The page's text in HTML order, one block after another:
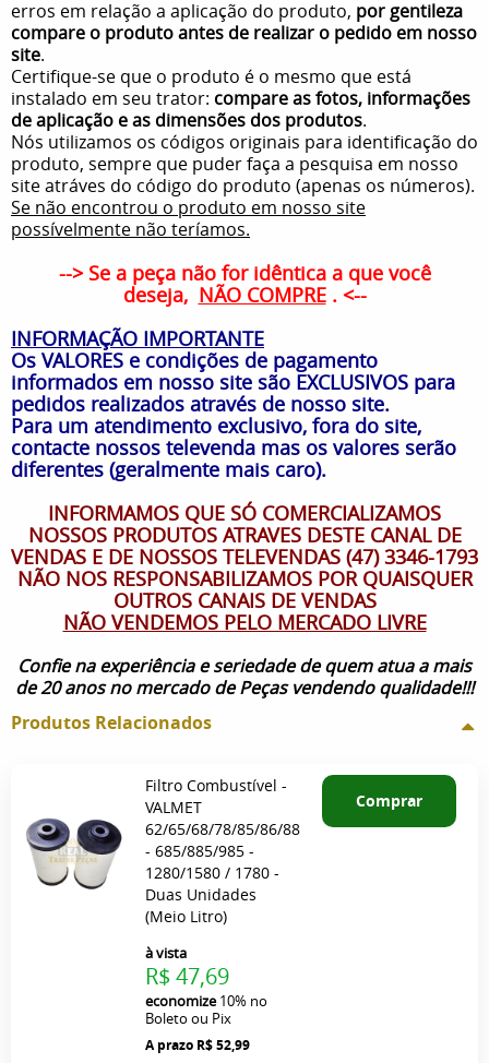
erros em relação a aplicação do produto, por gentileza
compare o produto antes de realizar o pedido em nosso
site.
Certifique-se que o produto é o mesmo que está
instalado em seu trator: compare as fotos, informações
de aplicação e as dimensões dos produtos.
Nós utilizamos os códigos originais para identificação do
produto, sempre que puder faça a pesquisa em nosso
site atráves do código do produto (apenas os números).
Se não encontrou o produto em nosso site
possívelmente não teríamos.
--> Se a peça não for idêntica a que você
deseja, NÃO COMPRE. <--
INFORMAÇÃO IMPORTANTE
Os VALORES e condições de pagamento
informados em nosso site são EXCLUSIVOS para
pedidos realizados através de nosso site.
Para um atendimento exclusivo, fora do site,
contacte nossos televenda mas os valores serão
diferentes (geralmente mais caro).
INFORMAMOS QUE SÓ COMERCIALIZAMOS
NOSSOS PRODUTOS ATRAVES DESTE CANAL DE
VENDAS E DE NOSSOS TELEVENDAS (47) 3346-1793
NÃO NOS RESPONSABILIZAMOS POR QUAISQUER
OUTROS CANAIS DE VENDAS
NÃO VENDEMOS PELO MERCADO LIVRE
Confie na experiência e seriedade de quem atua a mais
de 20 anos no mercado de Peças vendendo qualidade!!!
Produtos Relacionados
Filtro Combustível -
VALMET
62/65/68/78/85/86/88
- 685/885/985 -
1280/1580 / 1780 -
Duas Unidades
(Meio Litro)
R$ 52,99
à vista
R$ 47,69
economize10% no
Boleto ou Pix
Comprar